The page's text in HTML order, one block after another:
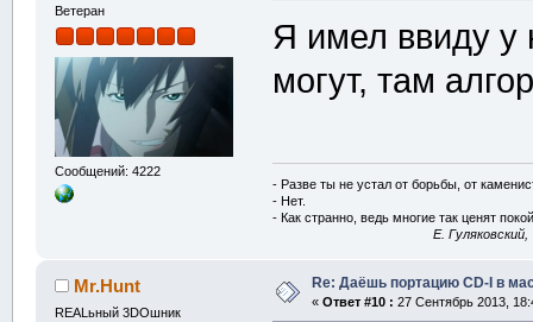
Ветеран
Сообщений: 4222
Я имел ввиду у
могут, там
- Разве ты не устал от борьбы, от
- Нет.
- Как странно, ведь многие так ценят
E.
Mr.Hunt
REALьный 3DOшник
Re: Даёшь портацию CD-I в
« Ответ #10 : 27 Сентябрь 2013,